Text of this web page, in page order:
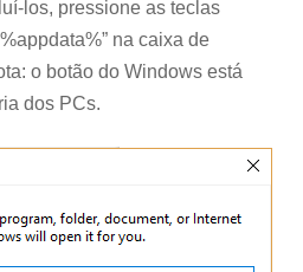
los, pressione as teclas
na caixa de
o botão do Windows está
dos PCs.